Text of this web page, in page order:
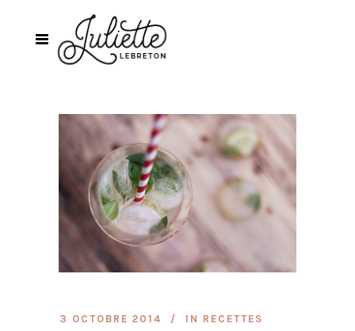
3 OCTOBRE 2014 IN RECETTES